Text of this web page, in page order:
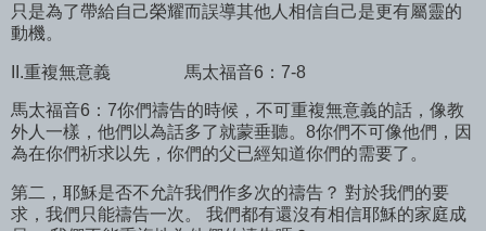
只是為了帶給自己榮耀而誤導其他人相信自己是更有屬靈的
動機。
II.重複無意義 馬太福音6：7-8
馬太福音6：7你們禱告的時候，不可重複無意義的話，像教
外人一樣，他們以為話多了就蒙垂聽。8你們不可像他們，因
為在你們祈求以先，你們的父已經知道你們的需要了。
第二，耶穌是否不允許我們作多次的禱告？ 對於我們的要
求，我們只能禱告一次。 我們都有還沒有相信耶穌的家庭成